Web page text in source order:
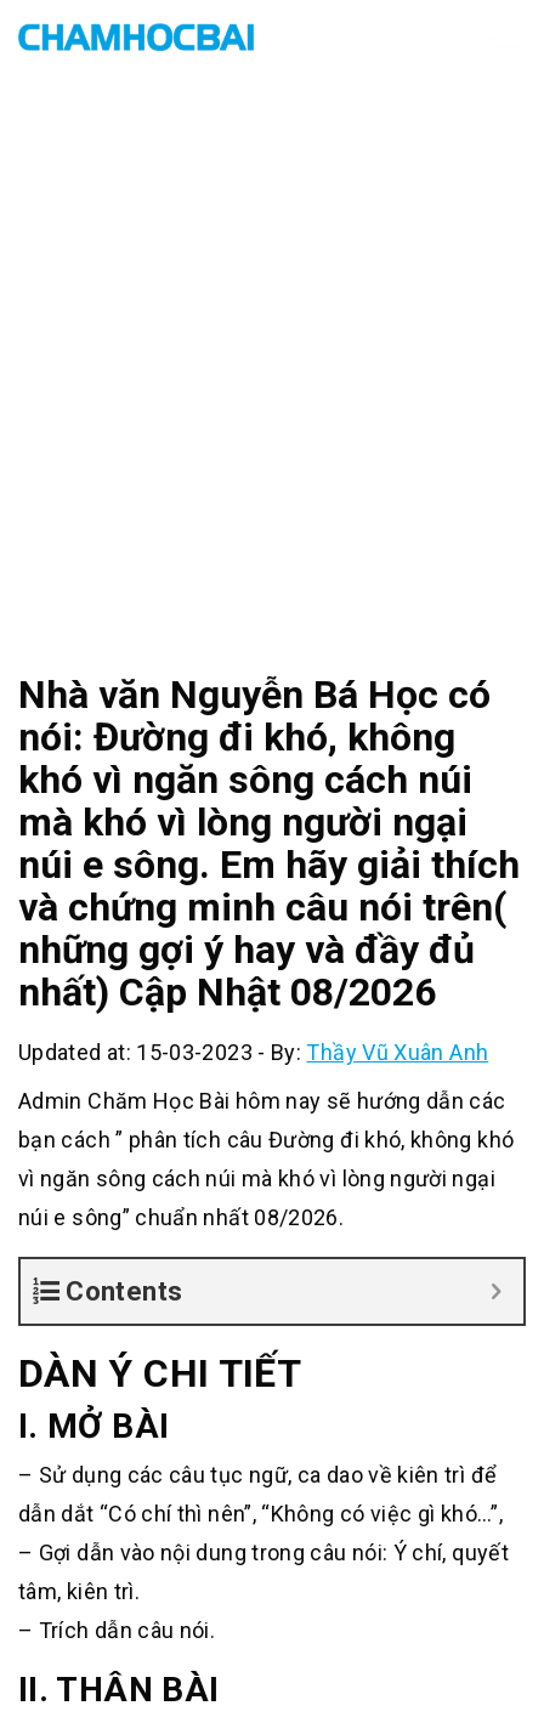
Nhà văn Nguyễn Bá Học có
nói: Đường đi khó, không
khó vì ngăn sông cách núi
mà khó vì lòng người ngại
núi e sông. Em hãy giải thích
và chứng minh câu nói trên(
những gợi ý hay và đầy đủ
nhất) Cập Nhật 08/2026
Updated at: 15-03-2023 - By:Thầy Vũ Xuân Anh
Admin Chăm Học Bài hôm nay sẽ hướng dẫn các
bạn cách ” phân tích câu Đường đi khó, không khó
vì ngăn sông cách núi mà khó vì lòng người ngại
núi e sông” chuẩn nhất 08/2026.
Contents
DÀN Ý CHI TIẾT
I. MỞ BÀI
– Sử dụng các câu tục ngữ, ca dao về kiên trì để
dẫn dắt “Có chí thì nên”, “Không có việc gì khó…”,
– Gợi dẫn vào nội dung trong câu nói: Ý chí, quyết
tâm, kiên trì.
– Trích dẫn câu nói.
II. THÂN BÀI